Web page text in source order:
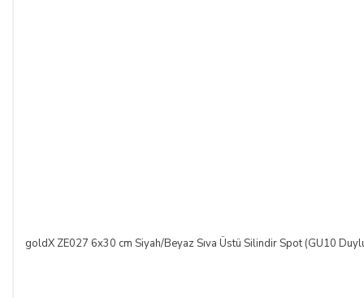
goldX ZE027 6x30 cm Siyah/Beyaz Sıva Üstü Silindir Spot (GU10